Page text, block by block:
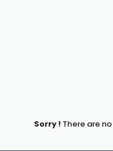
Sorry ! There are